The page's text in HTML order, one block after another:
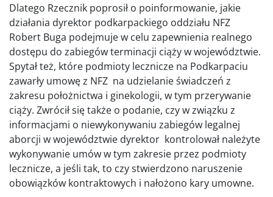
Dlatego Rzecznik poprosił o poinformowanie, jakie
działania dyrektor podkarpackiego oddziału NFZ
Robert Buga podejmuje w celu zapewnienia realnego
dostępu do zabiegów terminacji ciąży w województwie.
Spytał też, które podmioty lecznicze na Podkarpaciu
zawarły umowę z NFZ na udzielanie świadczeń z
zakresu położnictwa i ginekologii, w tym przerywanie
ciąży. Zwrócił się także o podanie, czy w związku z
informacjami o niewykonywaniu zabiegów legalnej
aborcji w województwie dyrektor kontrolował należyte
wykonywanie umów w tym zakresie przez podmioty
lecznicze, a jeśli tak, to czy stwierdzono naruszenie
obowiązków kontraktowych i nałożono kary umowne.